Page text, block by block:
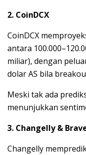
2. CoinDCX
CoinDCX
antara
miliar), dengan
dolar AS bila
Meski tak ada
menunjukkan
3. Changelly &
Changelly